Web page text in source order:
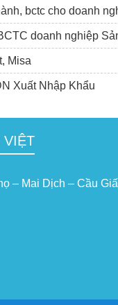
bctc cho doanh
doanh nghiệp
Misa
Xuất Nhập Khẩu
VIỆT
– Mai Dịch – Cầu